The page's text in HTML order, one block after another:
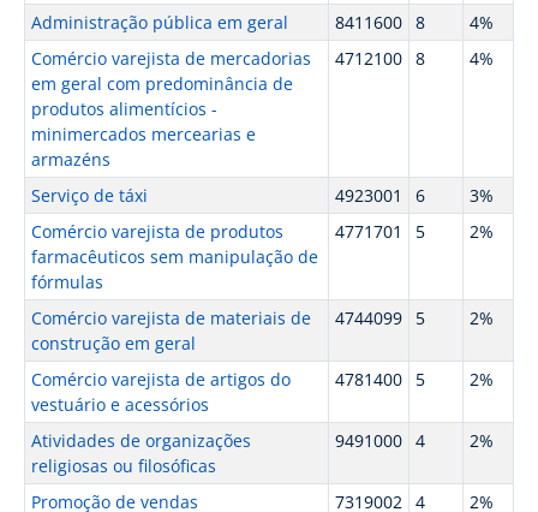
Administração pública em geral
8411600 8
4%
Comércio varejista de mercadorias
em geral com predominância de
produtos alimentícios -
minimercados mercearias e
armazéns
4712100 8 4%
Serviço de táxi 4923001 6
3%
Comércio varejista de produtos
farmacêuticos sem manipulação de
fórmulas
4771701 5 2%
Comércio varejista de materiais de
construção em geral
4744099 5 2%
Comércio varejista de artigos do
vestuário e acessórios
4781400 5 2%
Atividades de organizações
religiosas ou filosóficas
9491000 4 2%
Promoção de vendas 7319002 4
2%